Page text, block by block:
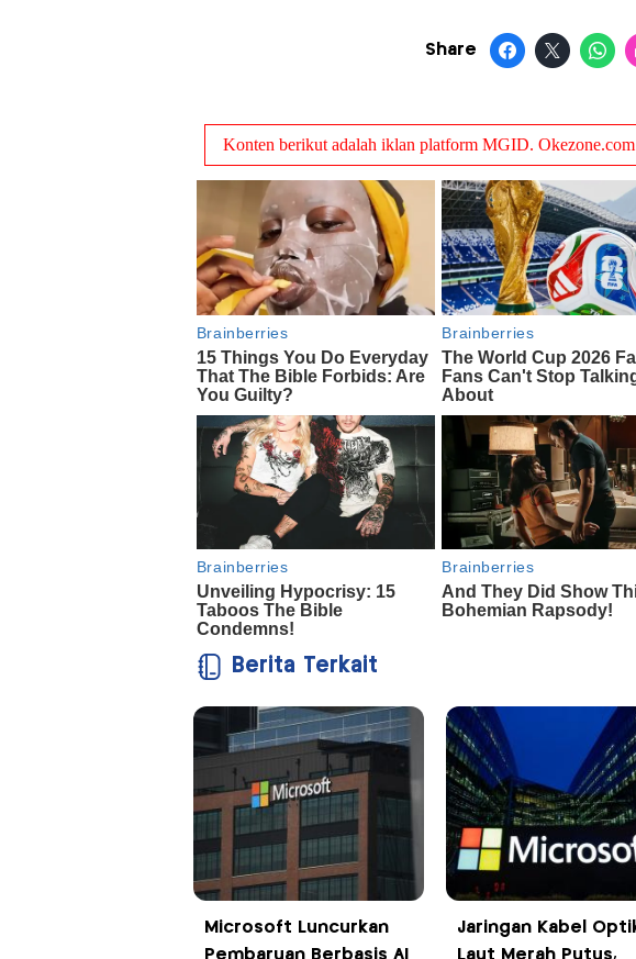
Share
Berita Terkait
Microsoft Luncurkan
Pembaruan Berbasis AI
Jaringan Kabel
Laut Merah Putus,